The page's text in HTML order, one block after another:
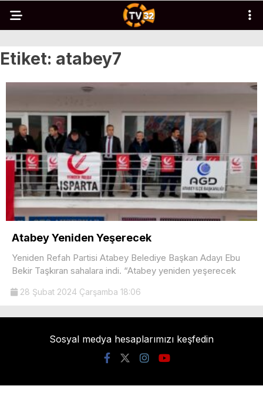
Etiket: atabey7
Atabey Yeniden Yeşerecek
Yeniden Refah Partisi Atabey Belediye Başkan Adayı Ebu
Bekir Taşkıran sahalara indi. “Atabey yeniden yeşerecek
28 Şubat 2024 Çarşamba 18:06
Sosyal medya hesaplarımızı keşfedin